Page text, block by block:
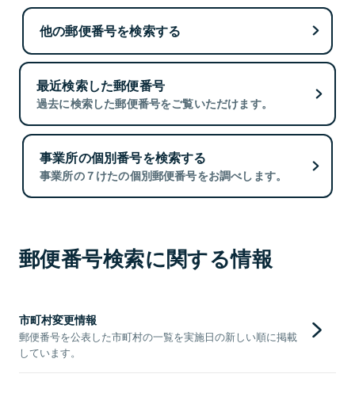
他の郵便番号を検索する
最近検索した郵便番号
過去に検索した郵便番号をご覧いただけます。
事業所の個別番号を検索する
事業所の７けたの個別郵便番号をお調べします。
郵便番号検索に関する情報
市町村変更情報
郵便番号を公表した市町村の一覧を実施日の新しい順に掲載
しています。